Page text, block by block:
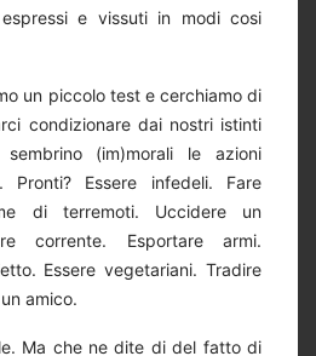
e vissuti in modi cosi
un piccolo test e cerchiamo di
condizionare dai nostri istinti
(im)morali le azioni
Essere infedeli. Fare
di terremoti. Uccidere un
corrente. Esportare armi.
Essere vegetariani. Tradire
amico.
Ma che ne dite di del fatto di